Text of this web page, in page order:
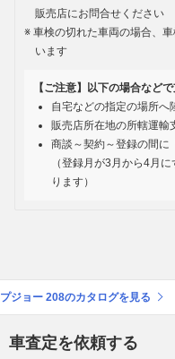
販売店にお問合せください
車検の切れた車両の場合、
います
【ご注意】以下の場合など
自宅などの指定の場所へ
販売店所在地の所轄運輸
商談～契約～登録の間に
（登録月が3月から4月
ります）
プジョー 208のカタログを見る
車査定を依頼する